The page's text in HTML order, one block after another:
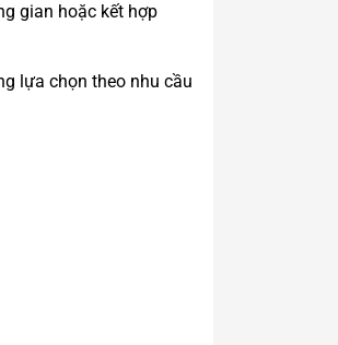
gian hoặc kết hợp
lựa chọn theo nhu cầu